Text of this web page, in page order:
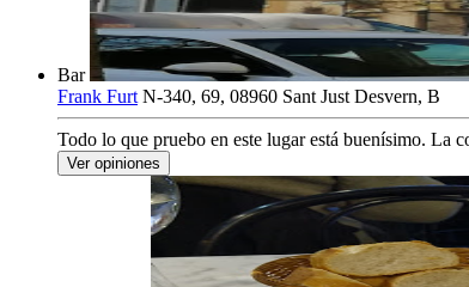
Bar
Frank Furt N-340, 69, 08960 Sant Just Desvern, B
Todo lo que pruebo en este lugar está buenísimo. La
Ver opiniones